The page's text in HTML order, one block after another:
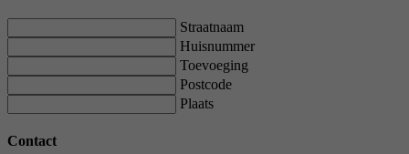
Straatnaam
Huisnummer
Toevoeging
Postcode
Plaats
Contact